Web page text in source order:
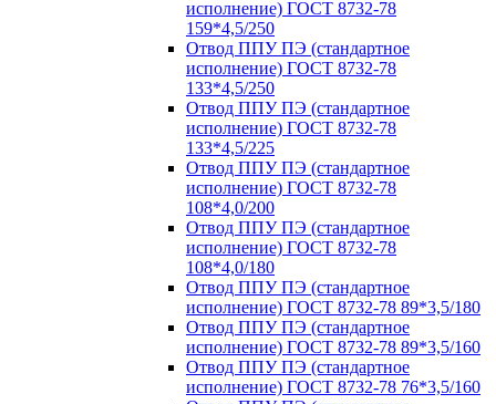
исполнение) ГОСТ 8732-78
159*4,5/250
Отвод ППУ ПЭ (стандартное
исполнение) ГОСТ 8732-78
133*4,5/250
Отвод ППУ ПЭ (стандартное
исполнение) ГОСТ 8732-78
133*4,5/225
Отвод ППУ ПЭ (стандартное
исполнение) ГОСТ 8732-78
108*4,0/200
Отвод ППУ ПЭ (стандартное
исполнение) ГОСТ 8732-78
108*4,0/180
Отвод ППУ ПЭ (стандартное
исполнение) ГОСТ 8732-78 89*3,5/180
Отвод ППУ ПЭ (стандартное
исполнение) ГОСТ 8732-78 89*3,5/160
Отвод ППУ ПЭ (стандартное
исполнение) ГОСТ 8732-78 76*3,5/160